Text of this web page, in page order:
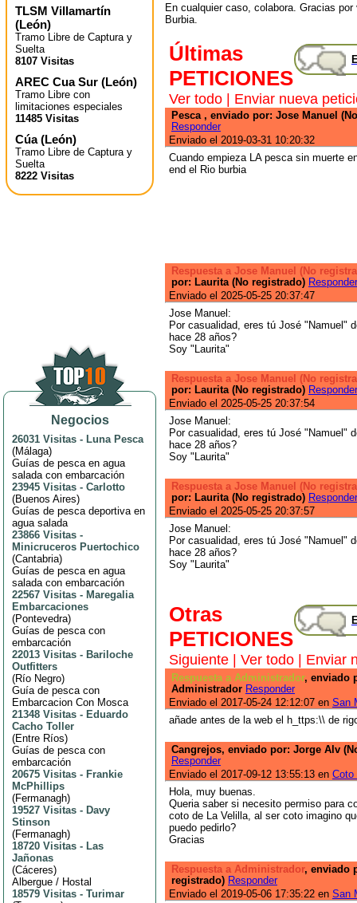
TLSM Villamartín
(León)
Tramo Libre de Captura y
Suelta
8107 Visitas
AREC Cua Sur (León)
Tramo Libre con
limitaciones especiales
11485 Visitas
Cúa(León)
Tramo Libre de Captura y
Suelta
8222 Visitas
Negocios
26031 Visitas - Luna Pesca
(Málaga)
Guías de pesca en agua
salada con embarcación
23945 Visitas - Carlotto
(Buenos Aires)
Guías de pesca deportiva en
agua salada
23866 Visitas -
Minicruceros Puertochico
(Cantabria)
Guías de pesca en agua
salada con embarcación
22567 Visitas - Maregalia
Embarcaciones
(Pontevedra)
Guías de pesca con
embarcación
22013 Visitas - Bariloche
Outfitters
(Río Negro)
Guía de pesca con
Embarcacion Con Mosca
21348 Visitas - Eduardo
Cacho Toller
(Entre Ríos)
Guías de pesca con
embarcación
20675 Visitas - Frankie
McPhillips
(Fermanagh)
19527 Visitas - Davy
Stinson
(Fermanagh)
18720 Visitas - Las
Jañonas
(Cáceres)
Albergue / Hostal
18579 Visitas - Turimar
En cualquier caso, colabora. Gracias
Burbia.
Últimas
PETICIONES
Ver todo | Enviar nueva
Pesca , enviado por: Jose Manuel
Responder
Enviado el 2019-03-31 10:20:32
Cuando empieza LA pesca sin muerte
end el Rio burbia
Respuesta a Jose Manuel (No
por: Laurita (No registrado) Responder
Enviado el 2025-05-25 20:37:47
Jose Manuel:
Por casualidad, eres tú José "Namuel"
hace 28 años?
Soy "Laurita"
Respuesta a Jose Manuel (No
por: Laurita (No registrado) Responder
Enviado el 2025-05-25 20:37:54
Jose Manuel:
Por casualidad, eres tú José "Namuel"
hace 28 años?
Soy "Laurita"
Respuesta a Jose Manuel (No
por: Laurita (No registrado) Responder
Enviado el 2025-05-25 20:37:57
Jose Manuel:
Por casualidad, eres tú José "Namuel"
hace 28 años?
Soy "Laurita"
Otras
PETICIONES
Siguiente | Ver todo | Enviar
Respuesta a Administrador, enviado
Administrador Responder
Enviado el 2017-05-24 12:12:07 en San
añade antes de la web el h_ttps:\\ de
Cangrejos, enviado por: Jorge Alv
Responder
Enviado el 2017-09-12 13:55:13 en Coto
Hola, muy buenas.
Queria saber si necesito permiso para
coto de La Velilla, al ser coto imagino
puedo pedirlo?
Gracias
Respuesta a Administrador, enviado
registrado) Responder
Enviado el 2019-05-06 17:35:22 en San